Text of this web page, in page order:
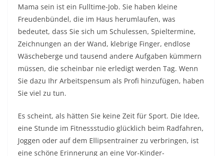
Mama sein ist ein Fulltime-Job. Sie haben kleine
Freudenbündel, die im Haus herumlaufen, was
bedeutet, dass Sie sich um Schulessen, Spieltermine,
Zeichnungen an der Wand, klebrige Finger, endlose
Wäscheberge und tausend andere Aufgaben kümmern
müssen, die scheinbar nie erledigt werden Tag. Wenn
Sie dazu Ihr Arbeitspensum als Profi hinzufügen, haben
Sie viel zu tun.
Es scheint, als hätten Sie keine Zeit für Sport. Die Idee,
eine Stunde im Fitnessstudio glücklich beim Radfahren,
Joggen oder auf dem Ellipsentrainer zu verbringen, ist
eine schöne Erinnerung an eine Vor-Kinder-